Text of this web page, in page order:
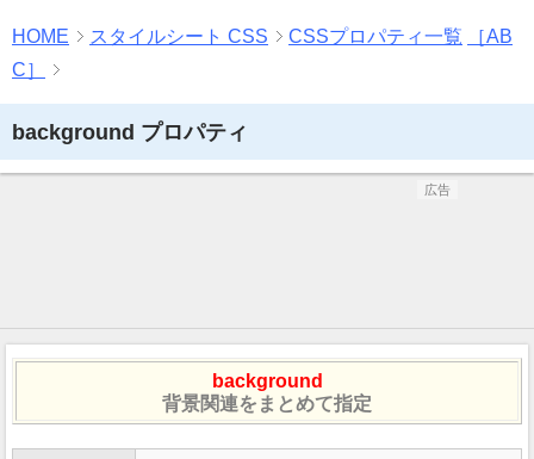
HOME スタイルシート CSS CSSプロパティ一覧
［AB
C］
background プロパティ
広告
background
背景関連をまとめて指定